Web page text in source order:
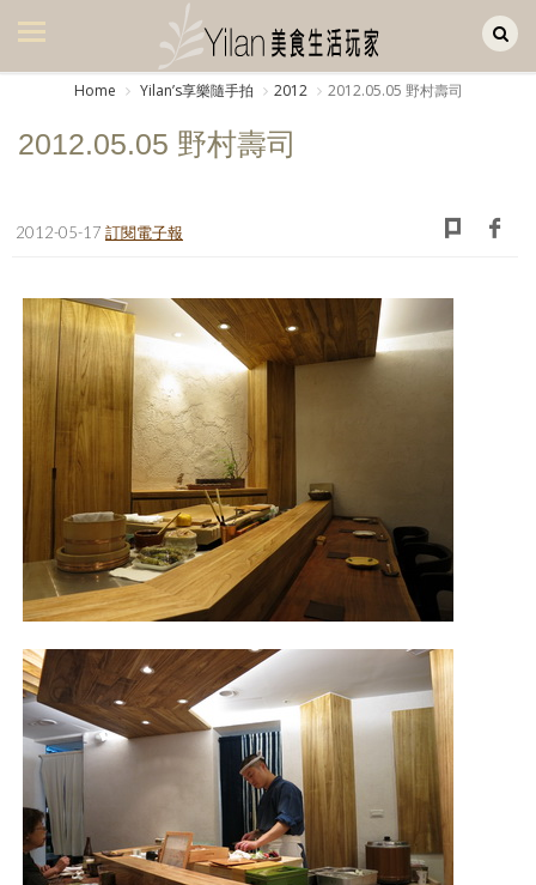
美食集
生活風
書房集
日記簿
餐桌週記
享樂隨手拍
照相簿
影音區
創意出版服務
歷史區
關於Yilan
個人著作
活動實況記錄
Home Yilanʼs享樂隨手拍 2012 2012.05.05 野村壽司
2012.05.05 野村壽司
2012-05-17 訂閱電子報